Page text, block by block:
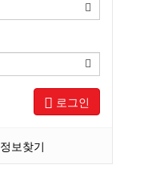
로그인
정보찾기